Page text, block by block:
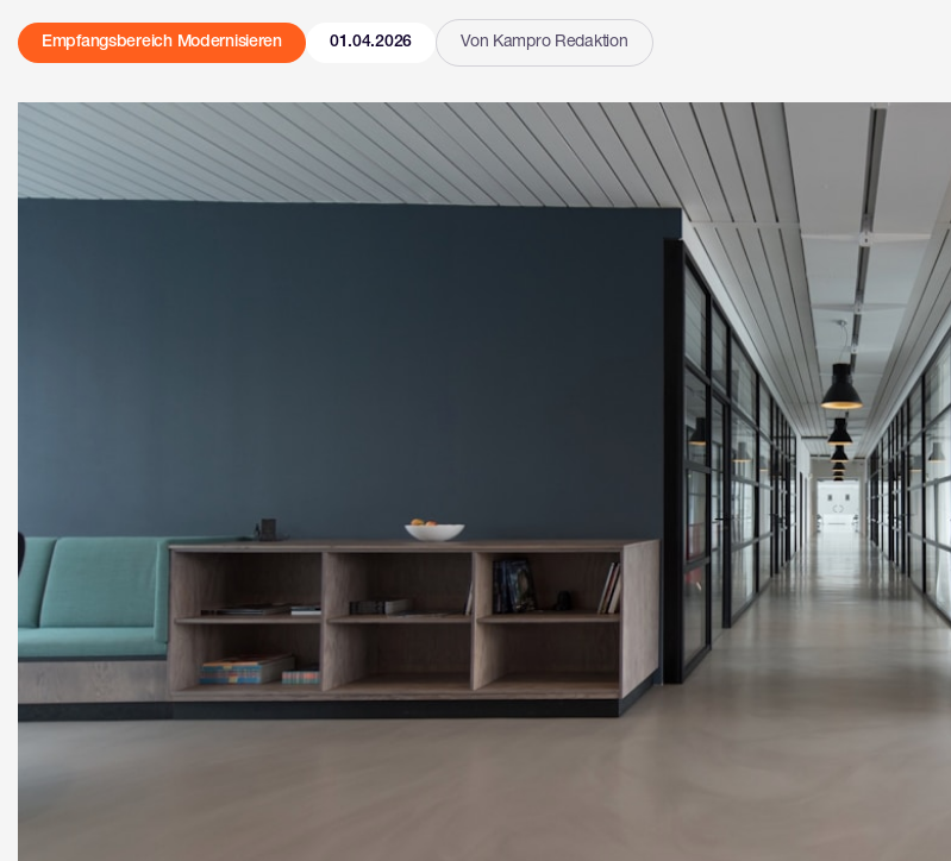
Empfangsbereich Modernisieren 01.04.2026 Von Kampro Redaktion